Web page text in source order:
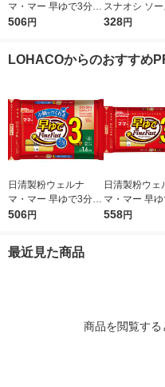
マ・マー 早ゆで3分ス
パゲティ2/3サイズ1.6
506円
スナオシ ソ
そば 1セット
328円
LOHACOからのおすすめ
日清製粉ウェルナ
マ・マー 早ゆで3分ス
パゲティ2/3サイズ1.6
506円
日清製粉ウェ
マ・マー 早
パゲティ
558円
最近見た商品
商品を閲覧す